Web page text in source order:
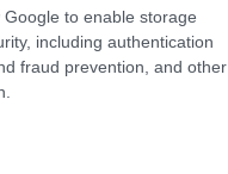
Google to enable storage
including authentication
fraud prevention, and other
Informação